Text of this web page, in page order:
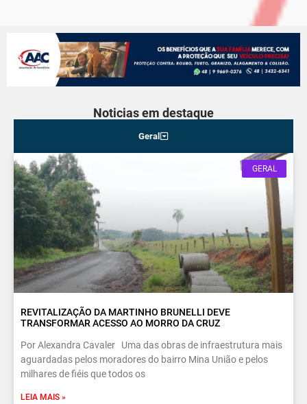
Noticias em destaque
Geral
GERAL
REVITALIZAÇÃO DA MARTINHO BRUNELLI DEVE
TRANSFORMAR ACESSO AO MORRO DA CRUZ
Por Alexandra Cavaler Uma das obras de infraestrutura mais
aguardadas pelos moradores do bairro Mina União e pelos
milhares de fiéis que todos os
LEIA MAIS »